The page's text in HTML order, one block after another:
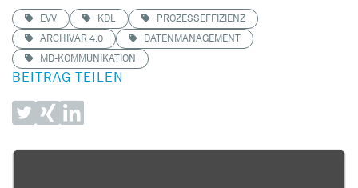
EVV KDL PROZESSEFFIZIENZ
ARCHIVAR 4.0 DATENMANAGEMENT
MD-KOMMUNIKATION
BEITRAG TEILEN